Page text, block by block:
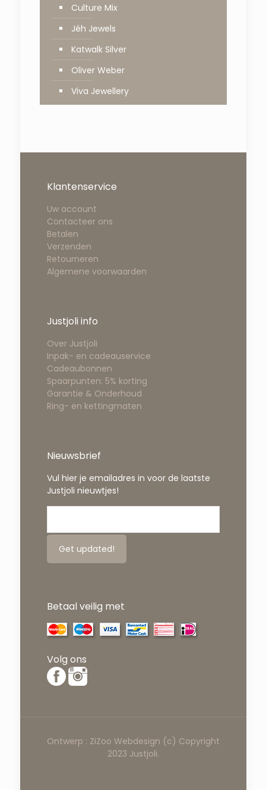
Culture Mix
Jéh Jewels
Katwalk Silver
Oliver Weber
Viva Jewellery
Klantenservice
Uw account
Contacteer ons
Betalen
Verzenden
Retourneren
Algemene voorwaarden
Justjoli info
Over Justjoli
Inpak- en cadeauservice
Cadeaubonnen
Spaarpunten: 5% korting
Garantie & Onderhoud
Ring- en kettingmaten
Nieuwsbrief
Vul hier je emailadres in voor de laatste
Justjoli nieuwtjes!
Betaal veilig met
Volg ons
Ontwerp : ZiZoo Webdesign (c) Copyright
2023 Justjoli.